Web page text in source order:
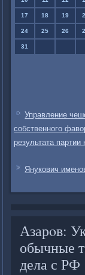
17 18 19
24 25 26
31
Управление
собственного
результата партии
Янукович
Азарοв:
обычные
дела с РФ